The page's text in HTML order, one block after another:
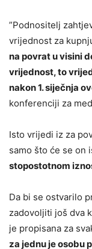
”Podnositelj
vrijednost za
na povrat u visini
vrijednost, to
nakon 1. siječnja
konferenciji za
Isto vrijedi iz za
samo što će se on
stopostotnom
Da bi se ostvarilo
zadovoljiti još dva
je propisana za
za jednu je osobu